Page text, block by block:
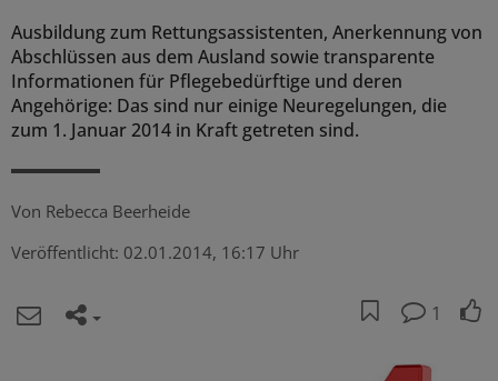
Ausbildung zum Rettungsassistenten, Anerkennung von
Abschlüssen aus dem Ausland sowie transparente
Informationen für Pflegebedürftige und deren
Angehörige: Das sind nur einige Neuregelungen, die
zum 1. Januar 2014 in Kraft getreten sind.
Von Rebecca Beerheide
Veröffentlicht: 02.01.2014, 16:17 Uhr
1